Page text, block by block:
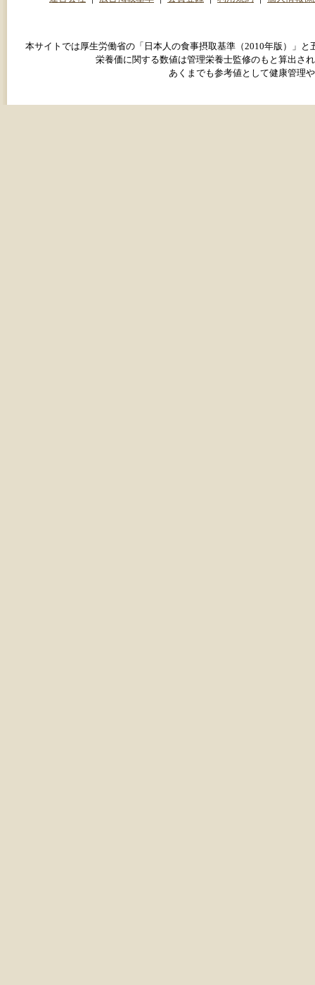
本サイトでは厚生労働省の「日本人の食事摂取基準（2010年版）」
栄養価に関する数値は管理栄養士監修のもと算出さ
あくまでも参考値として健康管理